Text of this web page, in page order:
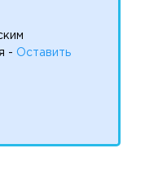
- Оставить